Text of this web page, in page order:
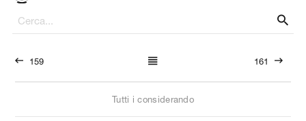

 159  161 
Tutti i considerando